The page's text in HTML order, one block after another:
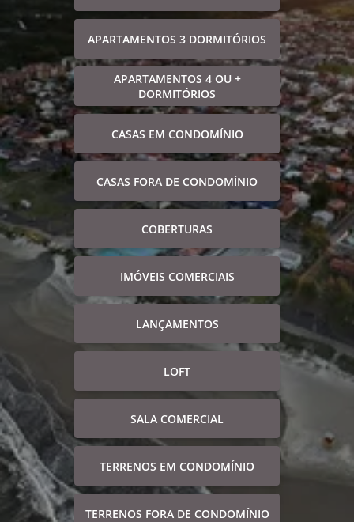
APARTAMENTOS 3 DORMITÓRIOS
APARTAMENTOS 4 OU +
DORMITÓRIOS
CASAS EM CONDOMÍNIO
CASAS FORA DE CONDOMÍNIO
COBERTURAS
IMÓVEIS COMERCIAIS
LANÇAMENTOS
LOFT
SALA COMERCIAL
TERRENOS EM CONDOMÍNIO
TERRENOS FORA DE CONDOMÍNIO